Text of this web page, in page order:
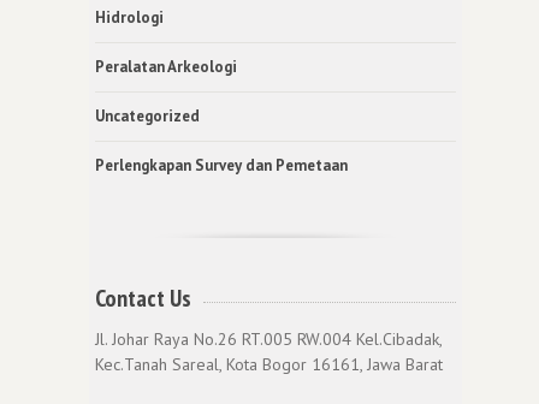
Hidrologi
Peralatan Arkeologi
Uncategorized
Perlengkapan Survey dan Pemetaan
Contact Us
Jl. Johar Raya No.26 RT.005 RW.004 Kel.Cibadak,
Kec.Tanah Sareal, Kota Bogor 16161, Jawa Barat